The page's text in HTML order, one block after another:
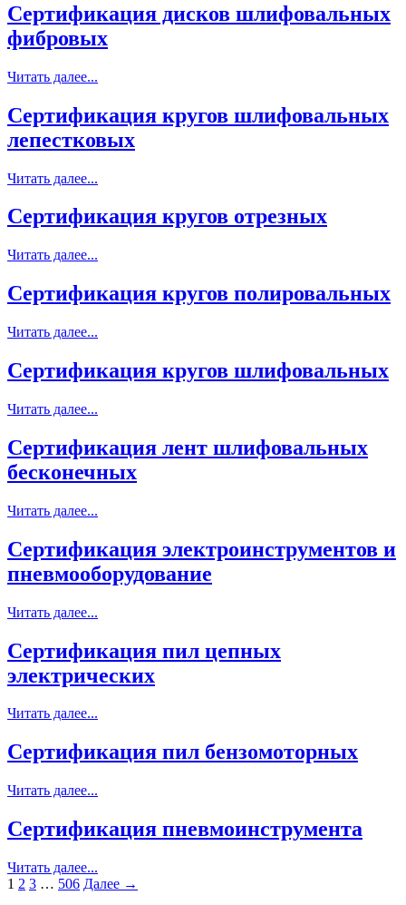
Сертификация дисков шлифовальных
фибровых
Читать далее...
Сертификация кругов шлифовальных
лепестковых
Читать далее...
Сертификация кругов отрезных
Читать далее...
Сертификация кругов полировальных
Читать далее...
Сертификация кругов шлифовальных
Читать далее...
Сертификация лент шлифовальных
бесконечных
Читать далее...
Сертификация электроинструментов и
пневмооборудование
Читать далее...
Сертификация пил цепных
электрических
Читать далее...
Сертификация пил бензомоторных
Читать далее...
Сертификация пневмоинструмента
Читать далее...
1 2 3 … 506 Далее →